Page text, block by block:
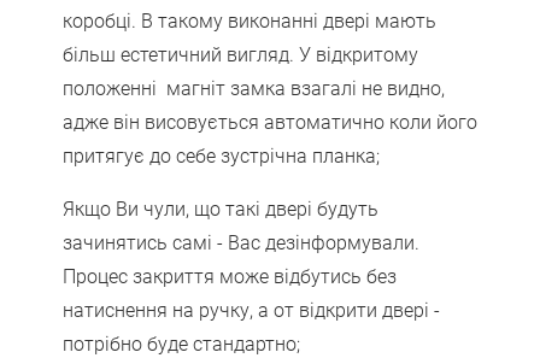
коробці. В такому виконанні двері мають
більш естетичний вигляд. У відкритому
положенні магніт замка взагалі не видно,
адже він висовується автоматично коли його
притягує до себе зустрічна планка;
Якщо Ви чули, що такі двері будуть
зачинятись самі - Вас дезінформували.
Процес закриття може відбутись без
натиснення на ручку, а от відкрити двері -
потрібно буде стандартно;